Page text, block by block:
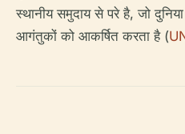
स्थानीय समुदाय से परे है, जो
आगंतुकों को आकर्षित करता है (